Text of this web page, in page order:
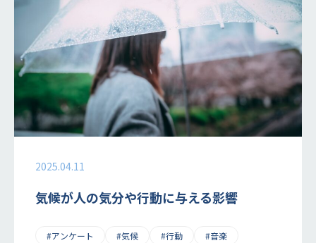
2025.04.11
気候が人の気分や行動に与える影響
#アンケート #気候 #行動 #音楽